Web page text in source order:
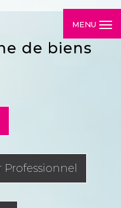
MENU
de biens